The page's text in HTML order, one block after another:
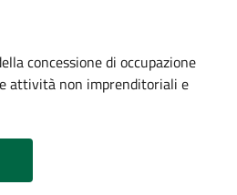
concessione di occupazione
attività non imprenditoriali e